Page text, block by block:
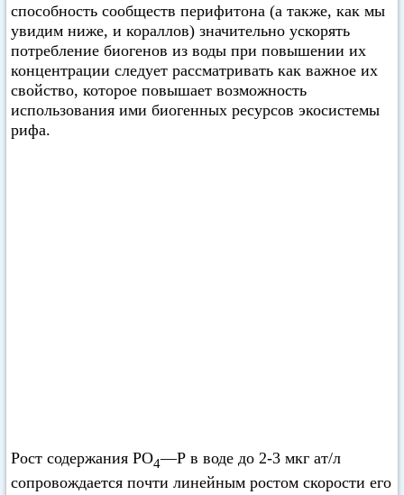
способность сообществ перифитона (а также, как мы
увидим ниже, и кораллов) значительно ускорять
потребление биогенов из воды при повышении их
концентрации следует рассматривать как важное их
свойство, которое повышает возможность
использования ими биогенных ресурсов экосистемы
рифа.
Рост содержания РО4—Р в воде до 2-3 мкг ат/л
сопровождается почти линейным ростом скорости его